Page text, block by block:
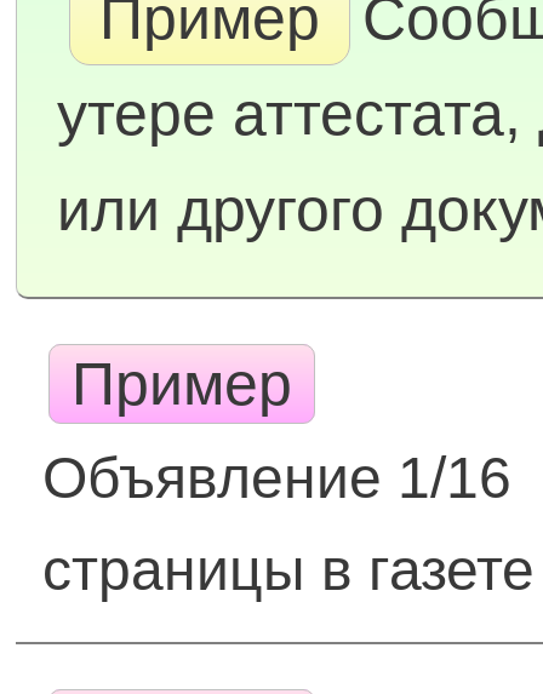
Пример
утере
или другого
Пример
Объявление 1/16
страницы в газете